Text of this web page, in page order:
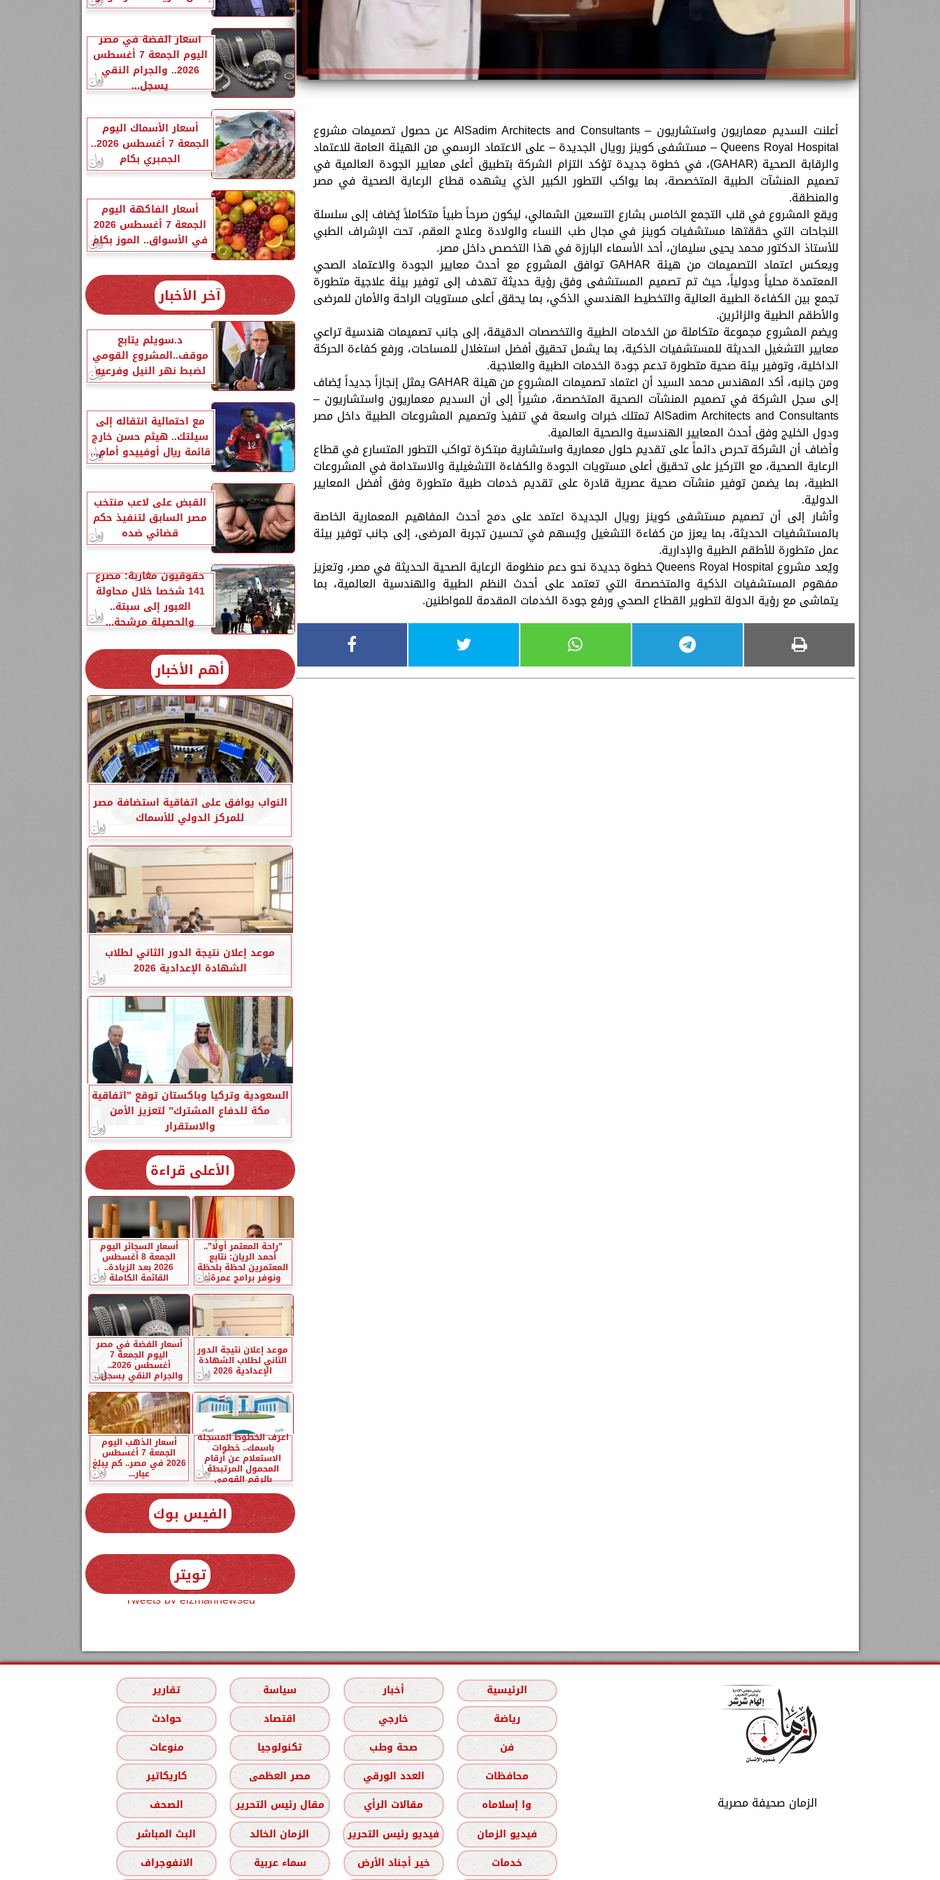
أعلنت السديم معماريون واستشاريون – AlSadim Architects and Consultants عن حصول تصميمات مشروع
Queens Royal Hospital – مستشفى كوينز رويال الجديدة – على الاعتماد الرسمي من الهيئة العامة للاعتماد
والرقابة الصحية (GAHAR)، في خطوة جديدة تؤكد التزام الشركة بتطبيق أعلى معايير الجودة العالمية في
تصميم المنشآت الطبية المتخصصة، بما يواكب التطور الكبير الذي يشهده قطاع الرعاية الصحية في مصر
والمنطقة.
ويقع المشروع في قلب التجمع الخامس بشارع التسعين الشمالي، ليكون صرحاً طبياً متكاملاً يُضاف إلى سلسلة
النجاحات التي حققتها مستشفيات كوينز في مجال طب النساء والولادة وعلاج العقم، تحت الإشراف الطبي
للأستاذ الدكتور محمد يحيى سليمان، أحد الأسماء البارزة في هذا التخصص داخل مصر.
ويعكس اعتماد التصميمات من هيئة GAHAR توافق المشروع مع أحدث معايير الجودة والاعتماد الصحي
المعتمدة محلياً ودولياً، حيث تم تصميم المستشفى وفق رؤية حديثة تهدف إلى توفير بيئة علاجية متطورة
تجمع بين الكفاءة الطبية العالية والتخطيط الهندسي الذكي، بما يحقق أعلى مستويات الراحة والأمان للمرضى
والأطقم الطبية والزائرين.
ويضم المشروع مجموعة متكاملة من الخدمات الطبية والتخصصات الدقيقة، إلى جانب تصميمات هندسية تراعي
معايير التشغيل الحديثة للمستشفيات الذكية، بما يشمل تحقيق أفضل استغلال للمساحات، ورفع كفاءة الحركة
الداخلية، وتوفير بيئة صحية متطورة تدعم جودة الخدمات الطبية والعلاجية.
ومن جانبه، أكد المهندس محمد السيد أن اعتماد تصميمات المشروع من هيئة GAHAR يمثل إنجازاً جديداً يُضاف
إلى سجل الشركة في تصميم المنشآت الصحية المتخصصة، مشيراً إلى أن السديم معماريون واستشاريون –
AlSadim Architects and Consultants تمتلك خبرات واسعة في تنفيذ وتصميم المشروعات الطبية داخل مصر
ودول الخليج وفق أحدث المعايير الهندسية والصحية العالمية.
وأضاف أن الشركة تحرص دائماً على تقديم حلول معمارية واستشارية مبتكرة تواكب التطور المتسارع في قطاع
الرعاية الصحية، مع التركيز على تحقيق أعلى مستويات الجودة والكفاءة التشغيلية والاستدامة في المشروعات
الطبية، بما يضمن توفير منشآت صحية عصرية قادرة على تقديم خدمات طبية متطورة وفق أفضل المعايير
الدولية.
وأشار إلى أن تصميم مستشفى كوينز رويال الجديدة اعتمد على دمج أحدث المفاهيم المعمارية الخاصة
بالمستشفيات الحديثة، بما يعزز من كفاءة التشغيل ويُسهم في تحسين تجربة المرضى، إلى جانب توفير بيئة
عمل متطورة للأطقم الطبية والإدارية.
ويُعد مشروع Queens Royal Hospital خطوة جديدة نحو دعم منظومة الرعاية الصحية الحديثة في مصر، وتعزيز
مفهوم المستشفيات الذكية والمتخصصة التي تعتمد على أحدث النظم الطبية والهندسية العالمية، بما
يتماشى مع رؤية الدولة لتطوير القطاع الصحي ورفع جودة الخدمات المقدمة للمواطنين.
أسعار الفضة في مصر
اليوم الجمعة 7 أغسطس
2026.. والجرام النقي
يسجل...
أسعار الأسماك اليوم
الجمعة 7 أغسطس 2026..
الجمبري بكام
أسعار الفاكهة اليوم
الجمعة 7 أغسطس 2026
في الأسواق.. الموز بكام
آخر الأخبار
د.سويلم يتابع
موقف..المشروع القومي
لضبط نهر النيل وفرعيه
مع احتمالية انتقاله إلى
سيلتك.. هيثم حسن خارج
قائمة ريال أوفييدو أمام...
القبض على لاعب منتخب
مصر السابق لتنفيذ حكم
قضائي ضده
حقوقيون مغاربة: مصرع
141 شخصا خلال محاولة
العبور إلى سبتة..
والحصيلة مرشحة...
أهم الأخبار
النواب يوافق على اتفاقية استضافة مصر
للمركز الدولي للأسماك
موعد إعلان نتيجة الدور الثاني لطلاب
الشهادة الإعدادية 2026
السعودية وتركيا وباكستان توقع ”اتفاقية
مكة للدفاع المشترك” لتعزيز الأمن
والاستقرار
الأعلى قراءة
”راحة المعتمر أولًا”..
أحمد الريان: نتابع
المعتمرين لحظة بلحظة
ونوفر برامج عمرة...
أسعار السجائر اليوم
الجمعة 8 أغسطس
2026 بعد الزيادة..
القائمة الكاملة
موعد إعلان نتيجة الدور
الثاني لطلاب الشهادة
الإعدادية 2026
أسعار الفضة في مصر
اليوم الجمعة 7
أغسطس 2026..
والجرام النقي يسجل...
اعرف الخطوط المسجلة
باسمك.. خطوات
الاستعلام عن أرقام
المحمول المرتبطة
بالرقم القومي
أسعار الذهب اليوم
الجمعة 7 أغسطس
2026 في مصر.. كم يبلغ
عيار...
الفيس بوك
تويتر
Tweets by elzmannewseg
الزمان صحيفة مصرية
الرئيسية أخبار سياسة
تقارير
رياضة
خارجي اقتصاد
حوادث
فن
صحة وطب تكنولوجيا
منوعات
محافظات
العدد الورقي مصر العظمى
كاريكاتير
وا إسلاماه
مقالات الرأي مقال رئيس التحرير
الصحف
فيديو الزمان
فيديو رئيس التحرير الزمان الخالد
البث المباشر
خدمات
خير أجناد الأرض سماء عربية الانفوجراف